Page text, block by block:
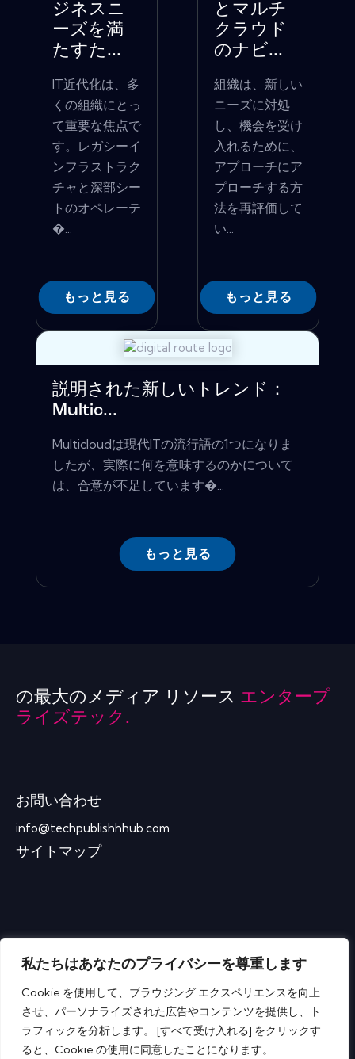
私たちはあなたのプライバシーを尊重します
Cookie を使用して、ブラウジング エクスペリエンスを向上
させ、パーソナライズされた広告やコンテンツを提供し、ト
ラフィックを分析します。 [すべて受け入れる] をクリックす
ると、Cookie の使用に同意したことになります。
ジネスニ
ーズを満
たすた...
IT近代化は、多
くの組織にとっ
て重要な焦点で
す。レガシーイ
ンフラストラク
チャと深部シー
トのオペレーテ
�...
もっと見る
とマルチ
クラウド
のナビ...
組織は、新しい
ニーズに対処
し、機会を受け
入れるために、
アプローチにア
プローチする方
法を再評価して
い...
もっと見る
説明された新しいトレンド：
Multic...
Multicloudは現代ITの流行語の1つになりま
したが、実際に何を意味するのかについて
は、合意が不足しています�...
もっと見る
の最大のメディア リソース エンタープ
ライズテック.
お問い合わせ
info@techpublishhhub.com
サイトマップ